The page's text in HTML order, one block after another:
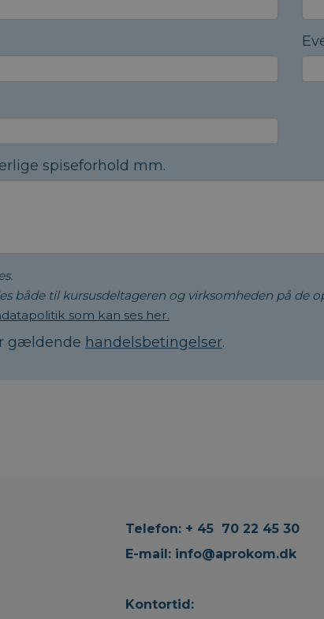
spiseforhold mm.
både til kursusdeltageren og virksomheden på de
som kan ses her.
gældende handelsbetingelser.
Telefon: + 45 70 22 45 30
E-mail: info@aprokom.dk
Kontortid: